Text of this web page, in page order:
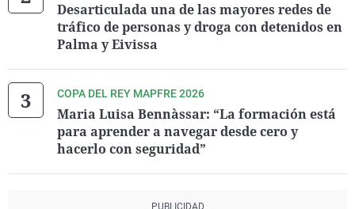
Desarticulada una de las mayores redes de
tráfico de personas y droga con detenidos en
Palma y Eivissa
COPA DEL REY MAPFRE 2026
Maria Luisa Bennàssar: “La formación está
para aprender a navegar desde cero y
hacerlo con seguridad”